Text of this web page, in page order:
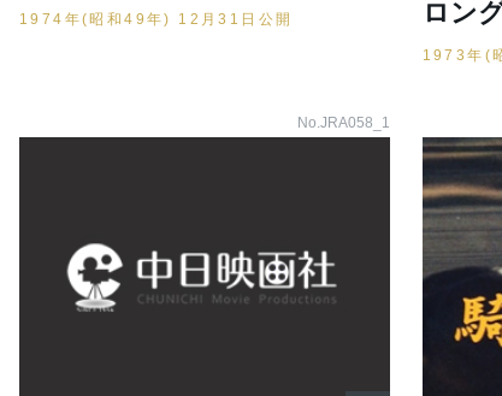
1974年(昭和49年) 12月31日公開
ロン
1973年(
No.JRA058_1